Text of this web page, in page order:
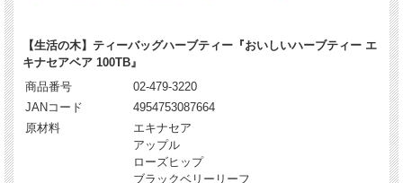
【生活の木】ティーバッグハーブティー『おいしいハーブティー エ
キナセアベア 100TB』
商品番号
02-479-3220
JANコード
4954753087664
原材料
エキナセア
アップル
ローズヒップ
ブラックベリーリーフ